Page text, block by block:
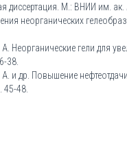
диссертация. М.: ВНИИ им.
неорганических
Неорганические гели для
38.
и др. Повышение
48.